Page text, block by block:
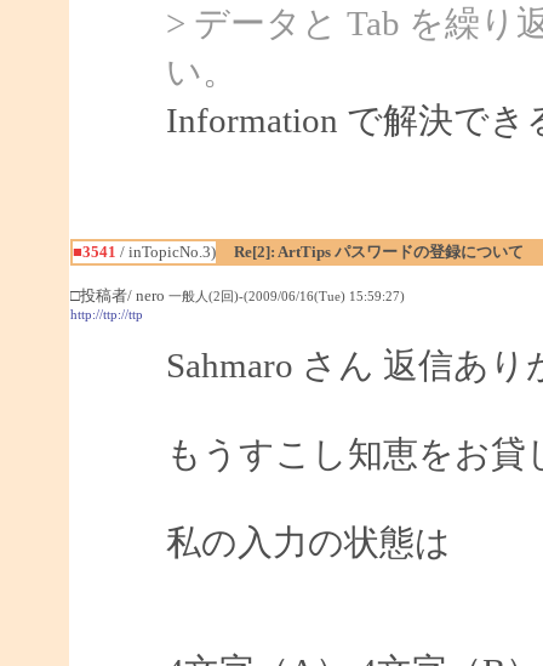
> データと Tab を繰り
い。
Information で解決で
■3541 / inTopicNo.3) Re[2]: ArtTips パスワードの登録について
□投稿者/ nero 一般人(2回)-(2009/06/16(Tue) 15:59:27)
http://ttp://ttp
Sahmaro さん 返信あ
もうすこし知恵をお貸
私の入力の状態は